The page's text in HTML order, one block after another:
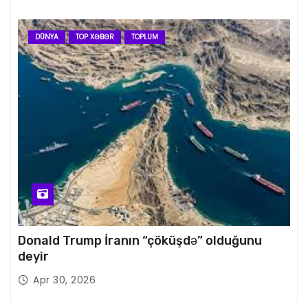
DÜNYA TOP XƏBƏR TOPLUM
Donald Trump İranın “çöküşdə” olduğunu
deyir
Apr 30, 2026